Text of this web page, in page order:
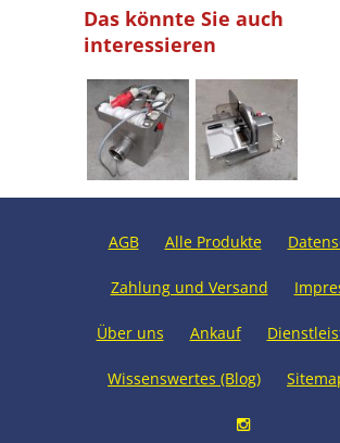
Das könnte Sie auch
interessieren
AGB Alle Produkte
Zahlung und Versand
Über uns Ankauf
Wissenswertes (Blog)